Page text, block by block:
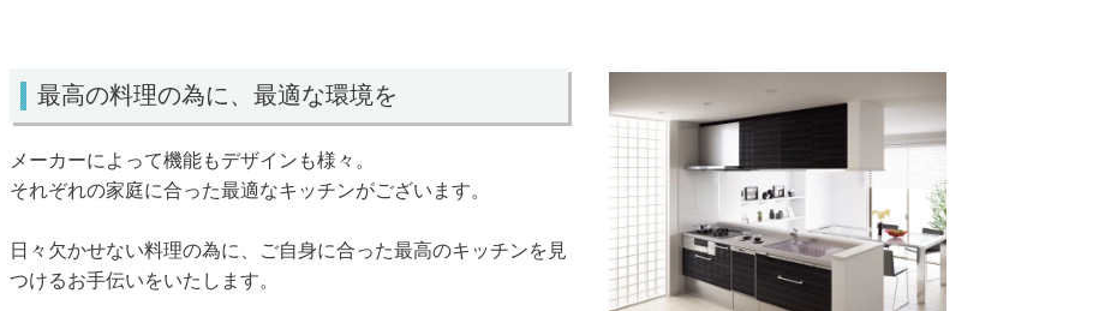
最高の料理の為に、最適な環境を
メーカーによって機能もデザインも様々。
それぞれの家庭に合った最適なキッチンがございます。
日々欠かせない料理の為に、ご自身に合った最高のキッチンを見
つけるお手伝いをいたします。